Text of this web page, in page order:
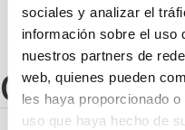
sociales y analizar el
información sobre el uso
nuestros partners de
web, quienes pueden
les haya proporcionado
uso que haya hecho de
Otros